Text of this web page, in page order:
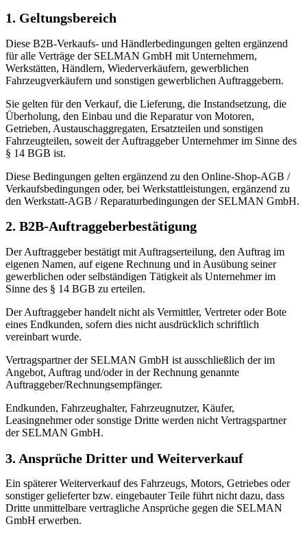
1. Geltungsbereich
Diese B2B-Verkaufs- und Händlerbedingungen gelten ergänzend
für alle Verträge der SELMAN GmbH mit Unternehmern,
Werkstätten, Händlern, Wiederverkäufern, gewerblichen
Fahrzeugverkäufern und sonstigen gewerblichen Auftraggebern.
Sie gelten für den Verkauf, die Lieferung, die Instandsetzung, die
Überholung, den Einbau und die Reparatur von Motoren,
Getrieben, Austauschaggregaten, Ersatzteilen und sonstigen
Fahrzeugteilen, soweit der Auftraggeber Unternehmer im Sinne des
§ 14 BGB ist.
Diese Bedingungen gelten ergänzend zu den Online-Shop-AGB /
Verkaufsbedingungen oder, bei Werkstattleistungen, ergänzend zu
den Werkstatt-AGB / Reparaturbedingungen der SELMAN GmbH.
2. B2B-Auftraggeberbestätigung
Der Auftraggeber bestätigt mit Auftragserteilung, den Auftrag im
eigenen Namen, auf eigene Rechnung und in Ausübung seiner
gewerblichen oder selbständigen Tätigkeit als Unternehmer im
Sinne des § 14 BGB zu erteilen.
Der Auftraggeber handelt nicht als Vermittler, Vertreter oder Bote
eines Endkunden, sofern dies nicht ausdrücklich schriftlich
vereinbart wurde.
Vertragspartner der SELMAN GmbH ist ausschließlich der im
Angebot, Auftrag und/oder in der Rechnung genannte
Auftraggeber/Rechnungsempfänger.
Endkunden, Fahrzeughalter, Fahrzeugnutzer, Käufer,
Leasingnehmer oder sonstige Dritte werden nicht Vertragspartner
der SELMAN GmbH.
3. Ansprüche Dritter und Weiterverkauf
Ein späterer Weiterverkauf des Fahrzeugs, Motors, Getriebes oder
sonstiger gelieferter bzw. eingebauter Teile führt nicht dazu, dass
Dritte unmittelbare vertragliche Ansprüche gegen die SELMAN
GmbH erwerben.